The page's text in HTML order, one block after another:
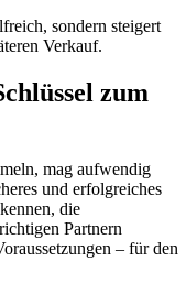
sondern steigert
Verkauf.
zum
mag aufwendig
und erfolgreiches
die
Partnern
– für den